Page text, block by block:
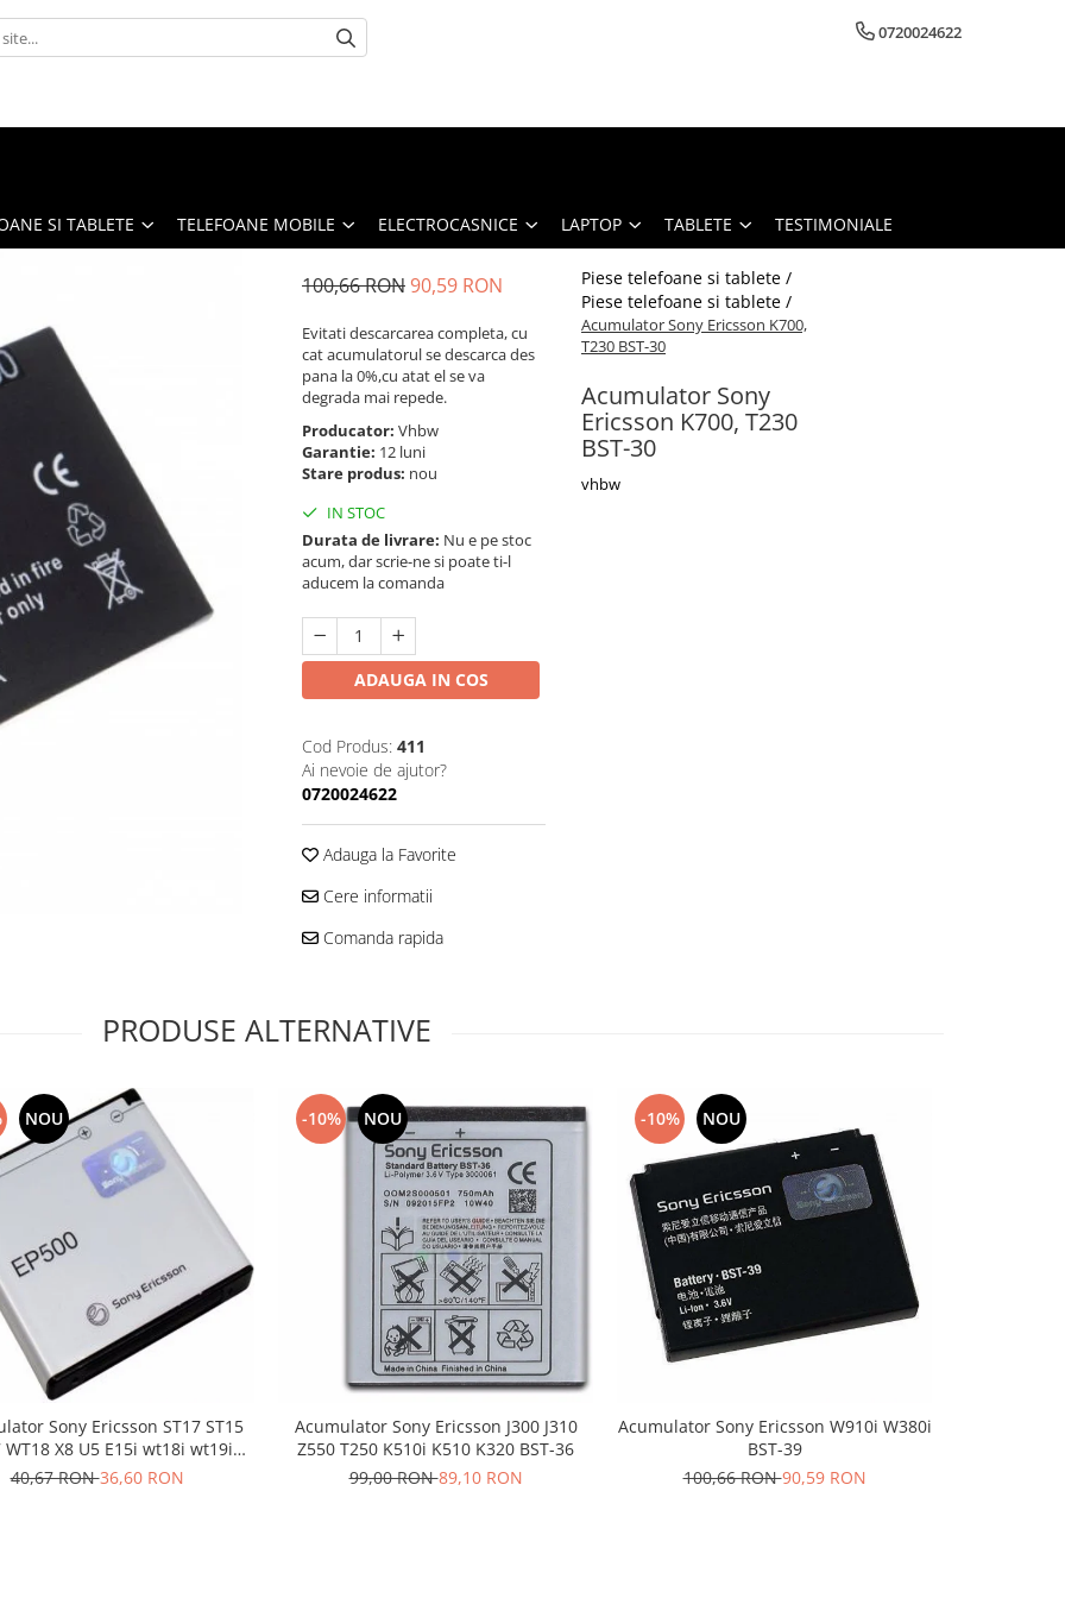
0720024622
SI TABLETE TELEFOANE MOBILE ELECTROCASNICE LAPTOP TABLETE TESTIMONIALE
Piese telefoane si tablete /
Piese telefoane si tablete /
Acumulator Sony Ericsson K700,
T230 BST-30
Acumulator Sony
Ericsson K700, T230
BST-30
vhbw
100,66 RON90,59 RON
Evitati descarcarea completa, cu
cat acumulatorul se descarca des
pana la 0%,cu atat el se va
degrada mai repede.
Producator: Vhbw
Garantie: 12 luni
Stare produs: nou
IN STOC
Durata de livrare: Nu e pe stoc
acum, dar scrie-ne si poate ti-l
aducem la comanda
ADAUGA IN COS
Cod Produs: 411
Ai nevoie de ajutor?
0720024622
Adauga la Favorite
Cere informatii
Comanda rapida
PRODUSE ALTERNATIVE
NOU
Sony Ericsson ST17 ST15
WT18 X8 U5 E15i wt18i wt19i
EP500
40,67 RON36,60 RON
-10% NOU
Acumulator Sony Ericsson J300 J310
Z550 T250 K510i K510 K320 BST-36
99,00 RON89,10 RON
-10% NOU
Acumulator Sony Ericsson W910i W380i
BST-39
100,66 RON90,59 RON